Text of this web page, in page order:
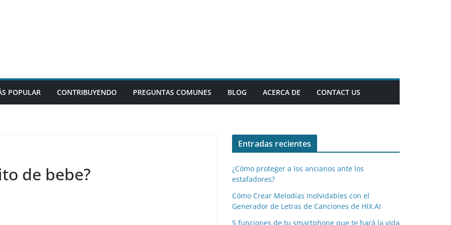
POPULAR CONTRIBUYENDO PREGUNTAS COMUNES BLOG ACERCA DE CONTACT US
de bebe?
Entradas recientes
¿Cómo proteger a los ancianos ante los
estafadores?
Cómo Crear Melodías Inolvidables con el
Generador de Letras de Canciones de HIX.AI
5 funciones de tu smartphone que te hará la vida